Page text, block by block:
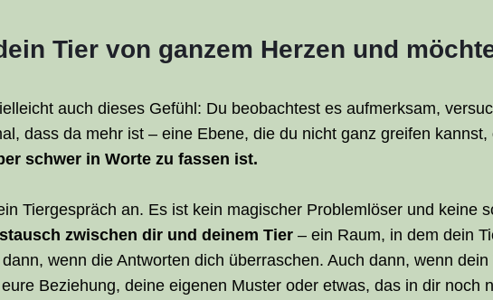
Tier von ganzem Herzen und
auch dieses Gefühl: Du beobachtest es aufmerksam,
dass da mehr ist – eine Ebene, die du nicht ganz greifen kannst,
schwer in Worte zu fassen ist.
Tiergespräch an. Es ist kein magischer Problemlöser und keine
zwischen dir und deinem Tier – ein Raum, in dem dein
wenn die Antworten dich überraschen. Auch dann, wenn
Beziehung, deine eigenen Muster oder etwas, das in dir noch